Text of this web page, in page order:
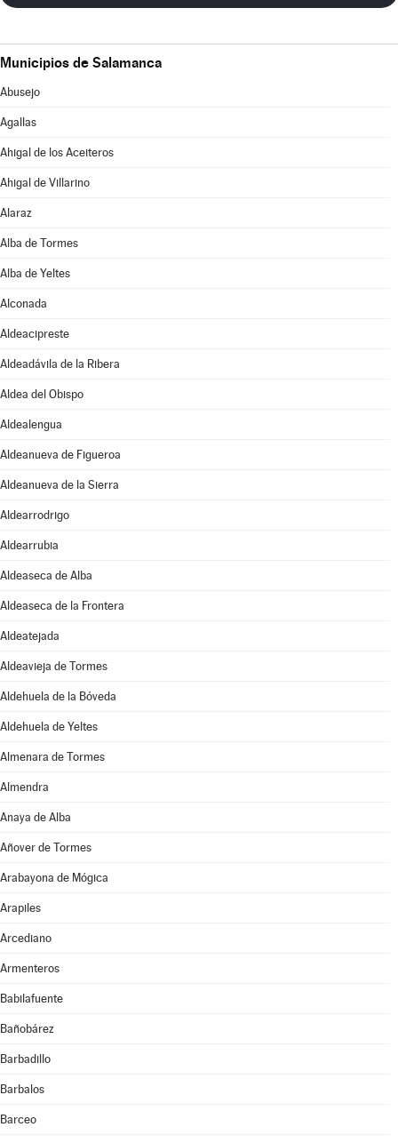
Municipios de Salamanca
Abusejo
Agallas
Ahigal de los Aceiteros
Ahigal de Villarino
Alaraz
Alba de Tormes
Alba de Yeltes
Alconada
Aldeacipreste
Aldeadávila de la Ribera
Aldea del Obispo
Aldealengua
Aldeanueva de Figueroa
Aldeanueva de la Sierra
Aldearrodrigo
Aldearrubia
Aldeaseca de Alba
Aldeaseca de la Frontera
Aldeatejada
Aldeavieja de Tormes
Aldehuela de la Bóveda
Aldehuela de Yeltes
Almenara de Tormes
Almendra
Anaya de Alba
Añover de Tormes
Arabayona de Mógica
Arapiles
Arcediano
Armenteros
Babilafuente
Bañobárez
Barbadillo
Barbalos
Barceo